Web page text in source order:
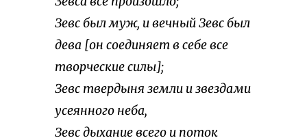
Зевс был муж, и вечный Зевс был
дева [он соединяет в себе все
творческие силы];
Зевс твердыня земли и звездами
усеянного неба,
Зевс дыхание всего и поток